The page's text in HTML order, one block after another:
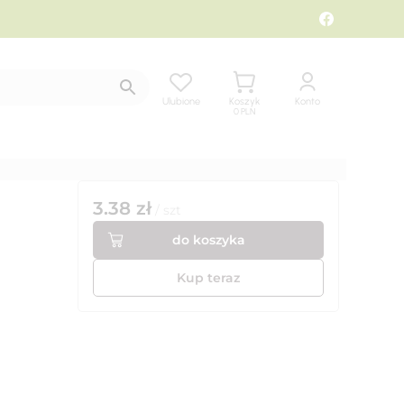
Ulubione
Koszyk
0 PLN
Konto
3.38 zł
do koszyka
Kup teraz